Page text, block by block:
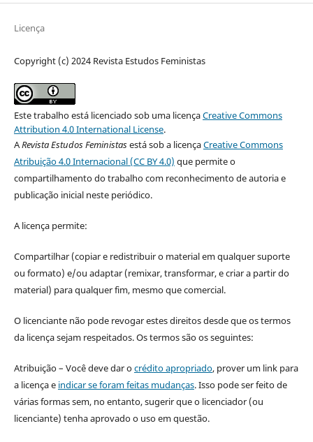
Licença
Copyright (c) 2024 Revista Estudos Feministas
Este trabalho está licenciado sob uma licençaCreative Commons
Attribution 4.0 International License.
ARevista Estudos Feministasestá sob a licençaCreative Commons
Atribuição 4.0 Internacional (CC BY 4.0) que permite o
compartilhamento do trabalho com reconhecimento de autoria e
publicação inicial neste periódico.
A licença permite:
Compartilhar (copiar e redistribuir o material em qualquer suporte
ou formato) e/ou adaptar (remixar, transformar, e criar a partir do
material) para qualquer fim, mesmo que comercial.
O licenciante não pode revogar estes direitos desde que os termos
da licença sejam respeitados. Os termos são os seguintes:
Atribuição – Você deve dar ocrédito apropriado, prover um link para
a licença e indicar se foram feitas mudanças. Isso pode ser feito de
várias formas sem, no entanto, sugerir que o licenciador (ou
licenciante) tenha aprovado o uso em questão.